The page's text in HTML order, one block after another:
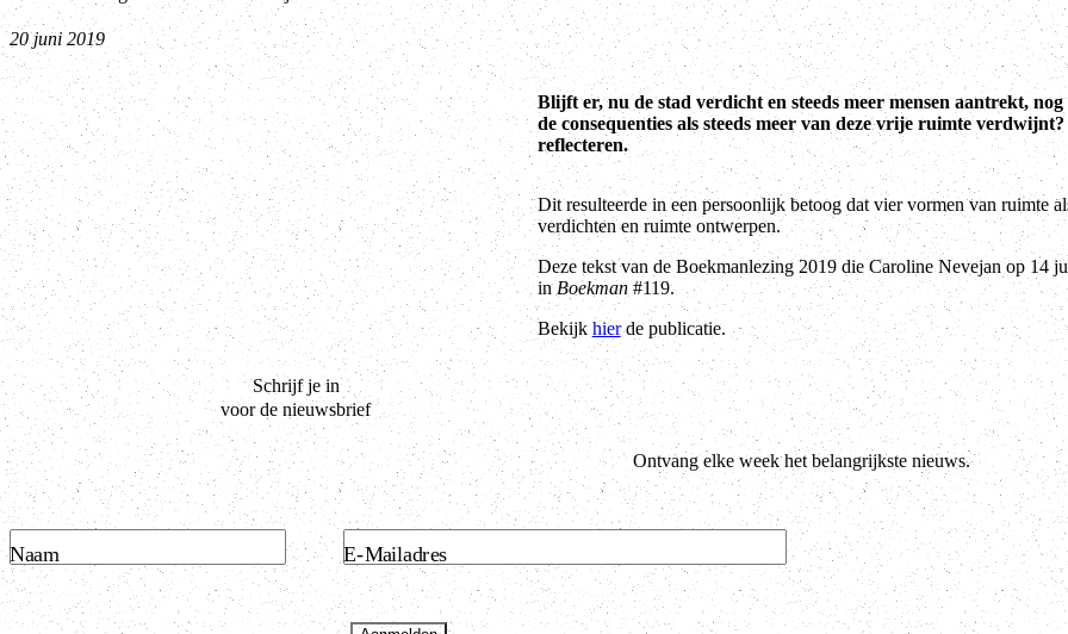
20 juni 2019
Blijft er, nu de stad verdicht en steeds meer mensen aantrekt,
de consequenties als steeds meer van deze vrije ruimte
reflecteren.
Dit resulteerde in een persoonlijk betoog dat vier vormen van ruimte
verdichten en ruimte ontwerpen.
Deze tekst van de Boekmanlezing 2019 die Caroline Nevejan op 14
inBoekman#119.
Bekijk hierde publicatie.
Schrijf je in
voor de nieuwsbrief
Ontvang elke week het belangrijkste nieuws.
Naam E-Mailadres